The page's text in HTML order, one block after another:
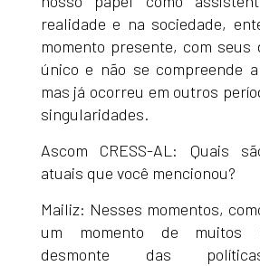
realidade e na sociedade,
momento presente, com seus
único e não se compreende
mas já ocorreu em outros
singularidades.
Ascom CRESS-AL: Quais
atuais que você mencionou?
Mailiz: Nesses momentos,
um momento de muitos
desmonte das